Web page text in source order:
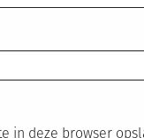
in deze browser